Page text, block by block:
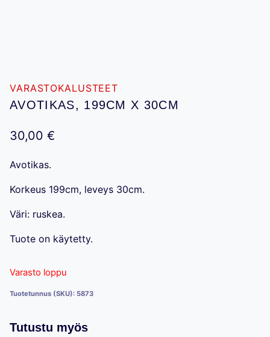
VARASTOKALUSTEET
AVOTIKAS, 199CM X 30CM
30,00 €
Avotikas.
Korkeus 199cm, leveys 30cm.
Väri: ruskea.
Tuote on käytetty.
Varasto loppu
Tuotetunnus (SKU): 5873
Tutustu myös